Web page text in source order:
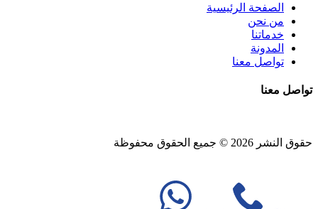
الصفحة الرئيسية
من نحن
خدماتنا
المدونة
تواصل معنا
تواصل معنا
حقوق النشر 2026 © جميع الحقوق محفوظة